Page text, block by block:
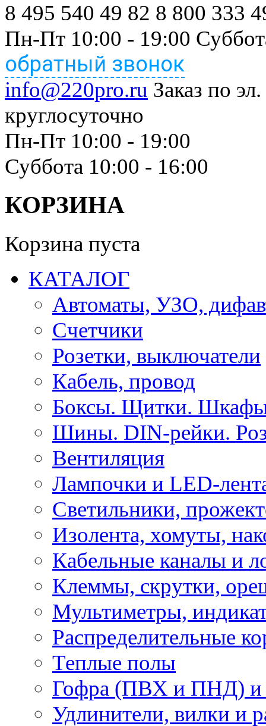
8 495 540 49 82 8 800 333
Пн-Пт 10:00 - 19:00
обратный звонок
info@220pro.ru Заказ по
круглосуточно
Пн-Пт 10:00 - 19:00
Суббота 10:00 - 16:00
КОРЗИНА
Корзина пуста
КАТАЛОГ
Автоматы, УЗО,
Счетчики
Розетки, выключатели
Кабель, провод
Боксы. Щитки.
Шины. DIN-рейки.
Вентиляция
Лампочки и LED-
Светильники,
Изолента, хомуты,
Кабельные каналы и
Клеммы, скрутки,
Мультиметры,
Распределительные
Теплые полы
Гофра (ПВХ и ПНД) и
Удлинители, вилки и